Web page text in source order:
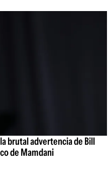
brutal advertencia de Bill
de Mamdani